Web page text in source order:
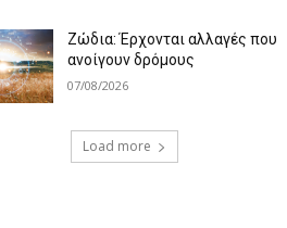
Ζώδια: Έρχονται αλλαγές που
ανοίγουν δρόμους
07/08/2026
Load more